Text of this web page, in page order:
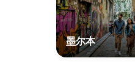
墨尔本